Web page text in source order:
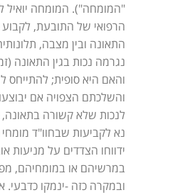
"המומחה"). המומחה יואיל
הרפואי של התובעת, לקבוע
התאונה ובין מצבה,
נגרמה נכות בגין התאונה
והאם היא סופית; להתייחס
והשלכתם הצפויה אם
לנכות שלא קשורה בתאונה,
ידווחו הצדדים על מניעות
במרשיהם או במומחיהם,
ובמקרה כזה -ינמקו